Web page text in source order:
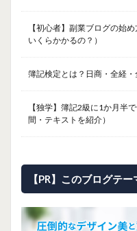
【初心者】副業ブログの始
いくらかかるの？）
簿記検定とは？日商・全経
【独学】簿記2級に1か月半
間・テキストを紹介）
【PR】このブログテ